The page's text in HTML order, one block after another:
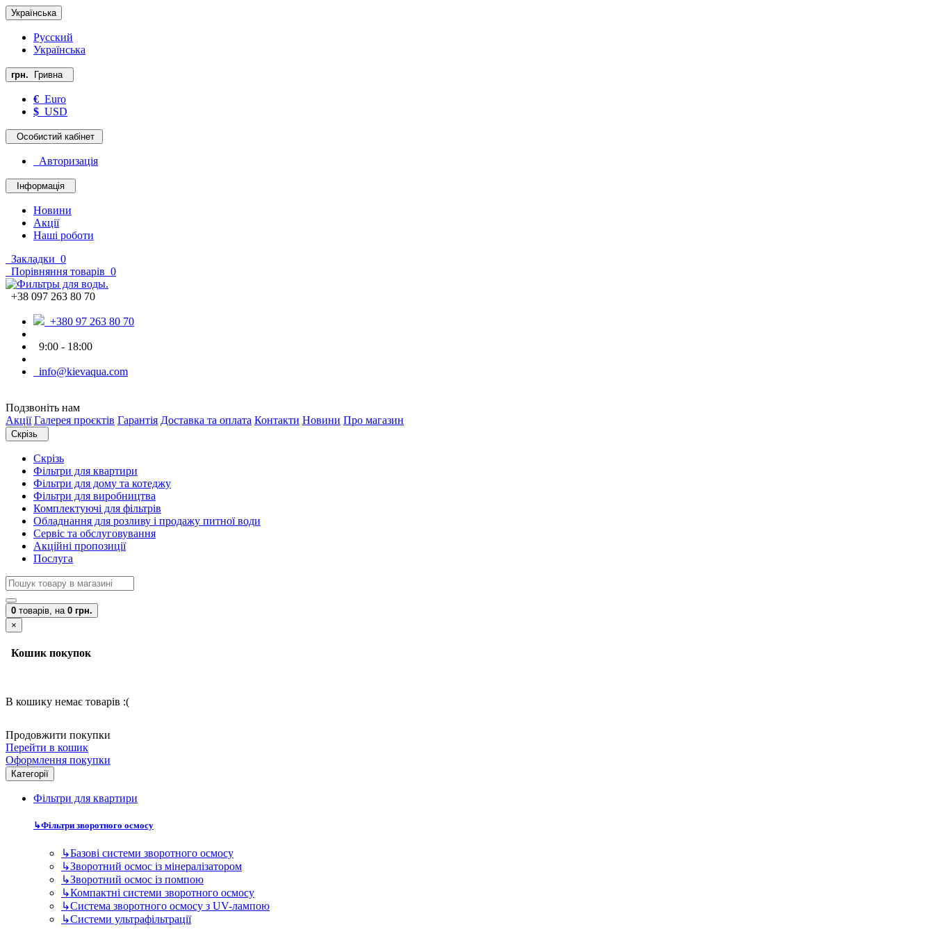
Українська
Русский
Українська
грн. Гривна
€ Euro
$ USD
Особистий кабінет
Авторизація
Інформація
Новини
Акції
Наші роботи
Закладки 0
Порівняння товарів 0
+38 097 263 80 70
+380 97 263 80 70
9:00 - 18:00
info@kievaqua.com
Подзвоніть нам
Акції Галерея проєктів Гарантія Доставка та оплата Контакти Новини Про магазин
Скрізь
Скрізь
Фільтри для квартири
Фільтри для дому та котеджу
Фільтри для виробництва
Комплектуючі для фільтрів
Обладнання для розливу і продажу питної води
Сервіс та обслуговування
Акційні пропозиції
Послуга
0 товарів, на 0 грн.
Категорії
Фільтри для квартири
↳Базові системи зворотного осмосу
↳Зворотний осмос із помпою
↳Компактні системи зворотного осмосу
↳Система зворотного осмосу з UV-лампою
↳Фільтр попереднього очищення.
↳Дискові фільтри для води
↳Фільтри попереднього очищення води 10BB
↳Фільтри попереднього очищення води 10SL
↳Фільтри попереднього очищення води 20BB
↳Фільтри попереднього очищення води 20SL
Картриджі для фільтрів